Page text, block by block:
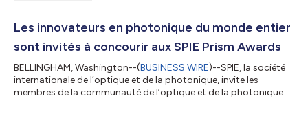
Les innovateurs en photonique du monde entier
sont invités à concourir aux SPIE Prism Awards
BELLINGHAM, Washington--(BUSINESS WIRE)--SPIE, la société
internationale de l’optique et de la photonique, invite les
membres de la communauté de l’optique et de la photonique à